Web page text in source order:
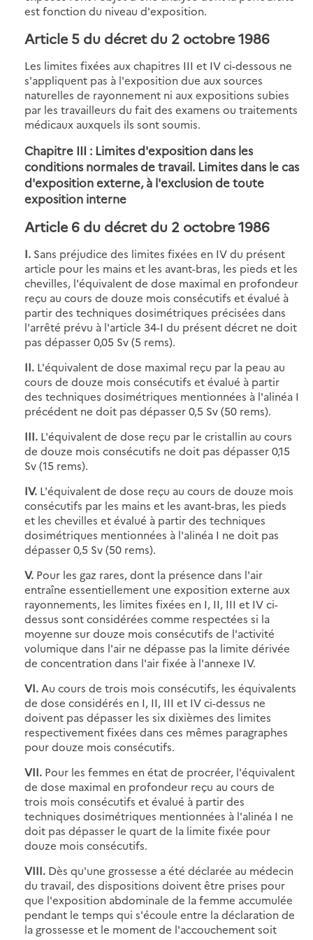
est fonction du niveau d'exposition.
Article 5 du décret du 2 octobre 1986
Les limites fixées aux chapitres III et IV ci-dessous ne
s'appliquent pas à l'exposition due aux sources
naturelles de rayonnement ni aux expositions subies
par les travailleurs du fait des examens ou traitements
médicaux auxquels ils sont soumis.
Chapitre III : Limites d'exposition dans les
conditions normales de travail. Limites dans le cas
d'exposition externe, à l'exclusion de toute
exposition interne
Article 6 du décret du 2 octobre 1986
I. Sans préjudice des limites fixées en IV du présent
article pour les mains et les avant-bras, les pieds et les
chevilles, l'équivalent de dose maximal en profondeur
reçu au cours de douze mois consécutifs et évalué à
partir des techniques dosimétriques précisées dans
l'arrêté prévu à l'article 34-I du présent décret ne doit
pas dépasser 0,05 Sv (5 rems).
II. L'équivalent de dose maximal reçu par la peau au
cours de douze mois consécutifs et évalué à partir
des techniques dosimétriques mentionnées à l'alinéa I
précédent ne doit pas dépasser 0,5 Sv (50 rems).
III. L'équivalent de dose reçu par le cristallin au cours
de douze mois consécutifs ne doit pas dépasser 0,15
Sv (15 rems).
IV. L'équivalent de dose reçu au cours de douze mois
consécutifs par les mains et les avant-bras, les pieds
et les chevilles et évalué à partir des techniques
dosimétriques mentionnées à l'alinéa I ne doit pas
dépasser 0,5 Sv (50 rems).
V. Pour les gaz rares, dont la présence dans l'air
entraîne essentiellement une exposition externe aux
rayonnements, les limites fixées en I, II, III et IV ci-
dessus sont considérées comme respectées si la
moyenne sur douze mois consécutifs de l'activité
volumique dans l'air ne dépasse pas la limite dérivée
de concentration dans l'air fixée à l'annexe IV.
VI. Au cours de trois mois consécutifs, les équivalents
de dose considérés en I, II, III et IV ci-dessus ne
doivent pas dépasser les six dixièmes des limites
respectivement fixées dans ces mêmes paragraphes
pour douze mois consécutifs.
VII. Pour les femmes en état de procréer, l'équivalent
de dose maximal en profondeur reçu au cours de
trois mois consécutifs et évalué à partir des
techniques dosimétriques mentionnées à l'alinéa I ne
doit pas dépasser le quart de la limite fixée pour
douze mois consécutifs.
VIII. Dès qu'une grossesse a été déclarée au médecin
du travail, des dispositions doivent être prises pour
que l'exposition abdominale de la femme accumulée
pendant le temps qui s'écoule entre la déclaration de
la grossesse et le moment de l'accouchement soit